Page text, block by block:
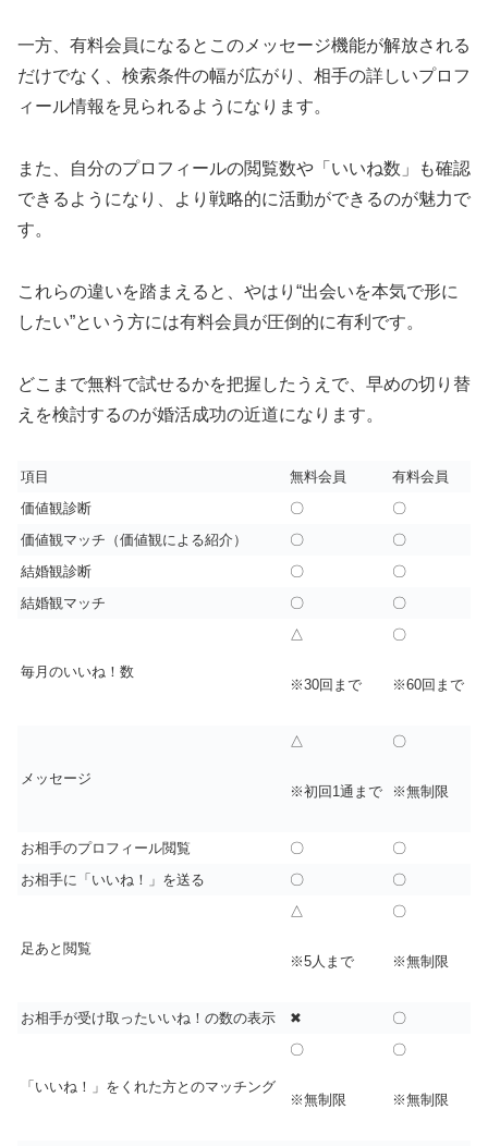
一方、有料会員になるとこのメッセージ機能が解放される
だけでなく、検索条件の幅が広がり、相手の詳しいプロフ
ィール情報を見られるようになります。
また、自分のプロフィールの閲覧数や「いいね数」も確認
できるようになり、より戦略的に活動ができるのが魅力で
す。
これらの違いを踏まえると、やはり“出会いを本気で形に
したい”という方には有料会員が圧倒的に有利です。
どこまで無料で試せるかを把握したうえで、早めの切り替
えを検討するのが婚活成功の近道になります。
項目 無料会員
有料会員
価値観診断
〇
〇
価値観マッチ（価値観による紹介）
〇
〇
結婚観診断
〇
〇
結婚観マッチ
〇 〇
毎月のいいね！数
△
※30回まで
〇
※60回まで
メッセージ
△
※初回1通まで
〇
※無制限
お相手のプロフィール閲覧 〇
〇
お相手に「いいね！」を送る
〇 〇
足あと閲覧
△
※5人まで
〇
※無制限
お相手が受け取ったいいね！の数の表示 ✖ 〇
「いいね！」をくれた方とのマッチング
〇
※無制限
〇
※無制限